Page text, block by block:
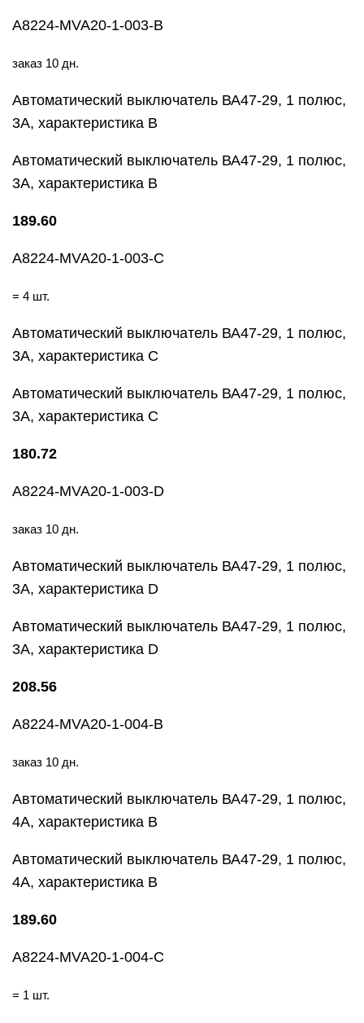
A8224-MVA20-1-003-B
заказ 10 дн.
Автоматический выключатель ВА47-29, 1 полюс,
3А, характеристика В
Автоматический выключатель ВА47-29, 1 полюс,
3А, характеристика В
189.60
A8224-MVA20-1-003-C
= 4 шт.
Автоматический выключатель ВА47-29, 1 полюс,
3А, характеристика С
Автоматический выключатель ВА47-29, 1 полюс,
3А, характеристика С
180.72
A8224-MVA20-1-003-D
заказ 10 дн.
Автоматический выключатель ВА47-29, 1 полюс,
3А, характеристика D
Автоматический выключатель ВА47-29, 1 полюс,
3А, характеристика D
208.56
A8224-MVA20-1-004-B
заказ 10 дн.
Автоматический выключатель ВА47-29, 1 полюс,
4А, характеристика В
Автоматический выключатель ВА47-29, 1 полюс,
4А, характеристика В
189.60
A8224-MVA20-1-004-C
= 1 шт.